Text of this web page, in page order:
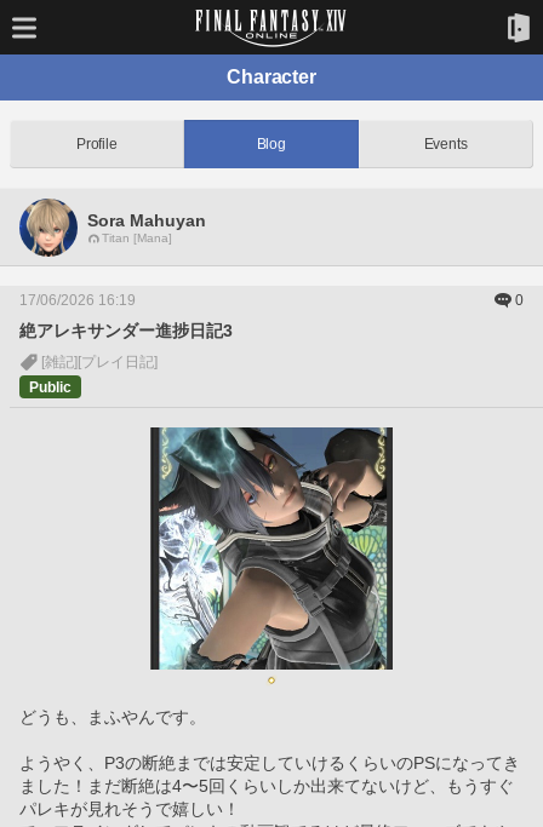
Character
Profile Blog Events
Sora Mahuyan
Titan [Mana]
17/06/2026 16:19 0
絶アレキサンダー進捗日記3
[雑記] [プレイ日記]
Public
どうも、まふやんです。
ようやく、P3の断絶までは安定していけるくらいのPSになってき
ました！まだ断絶は4〜5回くらいしか出来てないけど、もうすぐ
パレキが見れそうで嬉しい！